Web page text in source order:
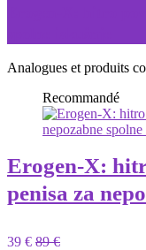
Analogues et produits
Recommandé
Erogen-X:
penisa za
39 € 89 €